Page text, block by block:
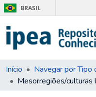
BRASIL
Início